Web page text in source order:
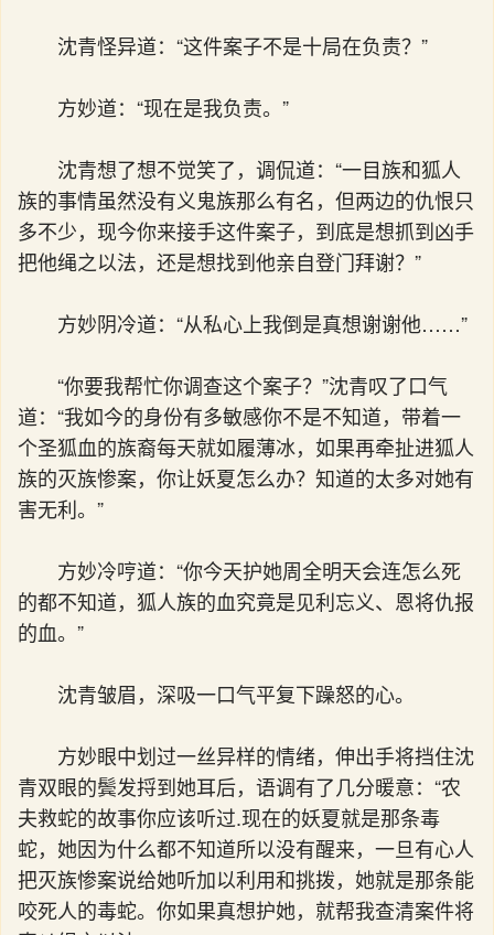
沈青怪异道：“这件案子不是十局在负责？”
方妙道：“现在是我负责。”
沈青想了想不觉笑了，调侃道：“一目族和狐人
族的事情虽然没有义鬼族那么有名，但两边的仇恨只
多不少，现今你来接手这件案子，到底是想抓到凶手
把他绳之以法，还是想找到他亲自登门拜谢？”
方妙阴冷道：“从私心上我倒是真想谢谢他……”
“你要我帮忙你调查这个案子？”沈青叹了口气
道：“我如今的身份有多敏感你不是不知道，带着一
个圣狐血的族裔每天就如履薄冰，如果再牵扯进狐人
族的灭族惨案，你让妖夏怎么办？知道的太多对她有
害无利。”
方妙冷哼道：“你今天护她周全明天会连怎么死
的都不知道，狐人族的血究竟是见利忘义、恩将仇报
的血。”
沈青皱眉，深吸一口气平复下躁怒的心。
方妙眼中划过一丝异样的情绪，伸出手将挡住沈
青双眼的鬓发捋到她耳后，语调有了几分暖意：“农
夫救蛇的故事你应该听过.现在的妖夏就是那条毒
蛇，她因为什么都不知道所以没有醒来，一旦有心人
把灭族惨案说给她听加以利用和挑拨，她就是那条能
咬死人的毒蛇。你如果真想护她，就帮我查清案件将